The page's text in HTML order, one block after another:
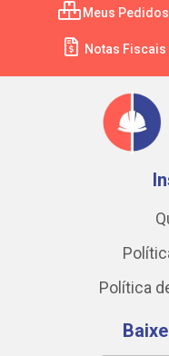
Meus Pedidos
Notas Fiscais
Política